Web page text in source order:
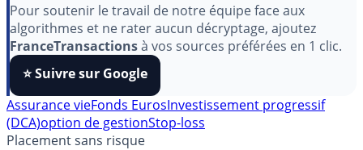
Pour soutenir le travail de notre équipe face aux
algorithmes et ne rater aucun décryptage, ajoutez
FranceTransactionsà vos sources préférées en 1 clic.
⭐️ Suivre sur Google
Assurance vieFonds EurosInvestissement progressif
(DCA)option de gestionStop-loss
Placement sans risque